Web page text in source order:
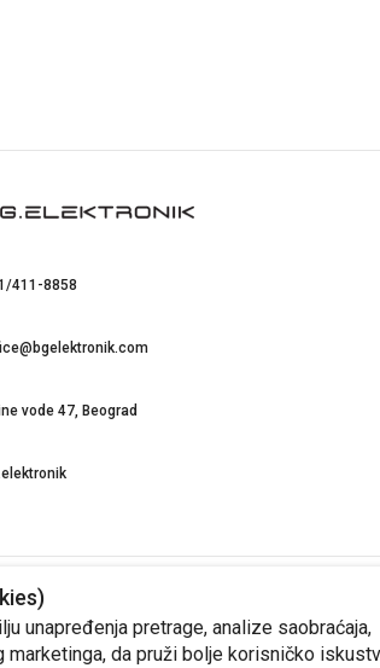
411-8858
vode 47, Beograd
pravo izmena cena. Ponudu za ostale artikle,
bySelltico.Design by Artigma.
unapređenja pretrage, analize saobraćaja,
da pruži bolje korisničko